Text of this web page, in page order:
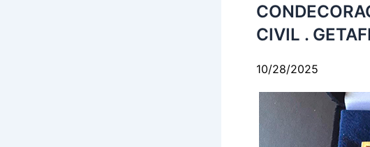
CIVIL .
10/28/2025